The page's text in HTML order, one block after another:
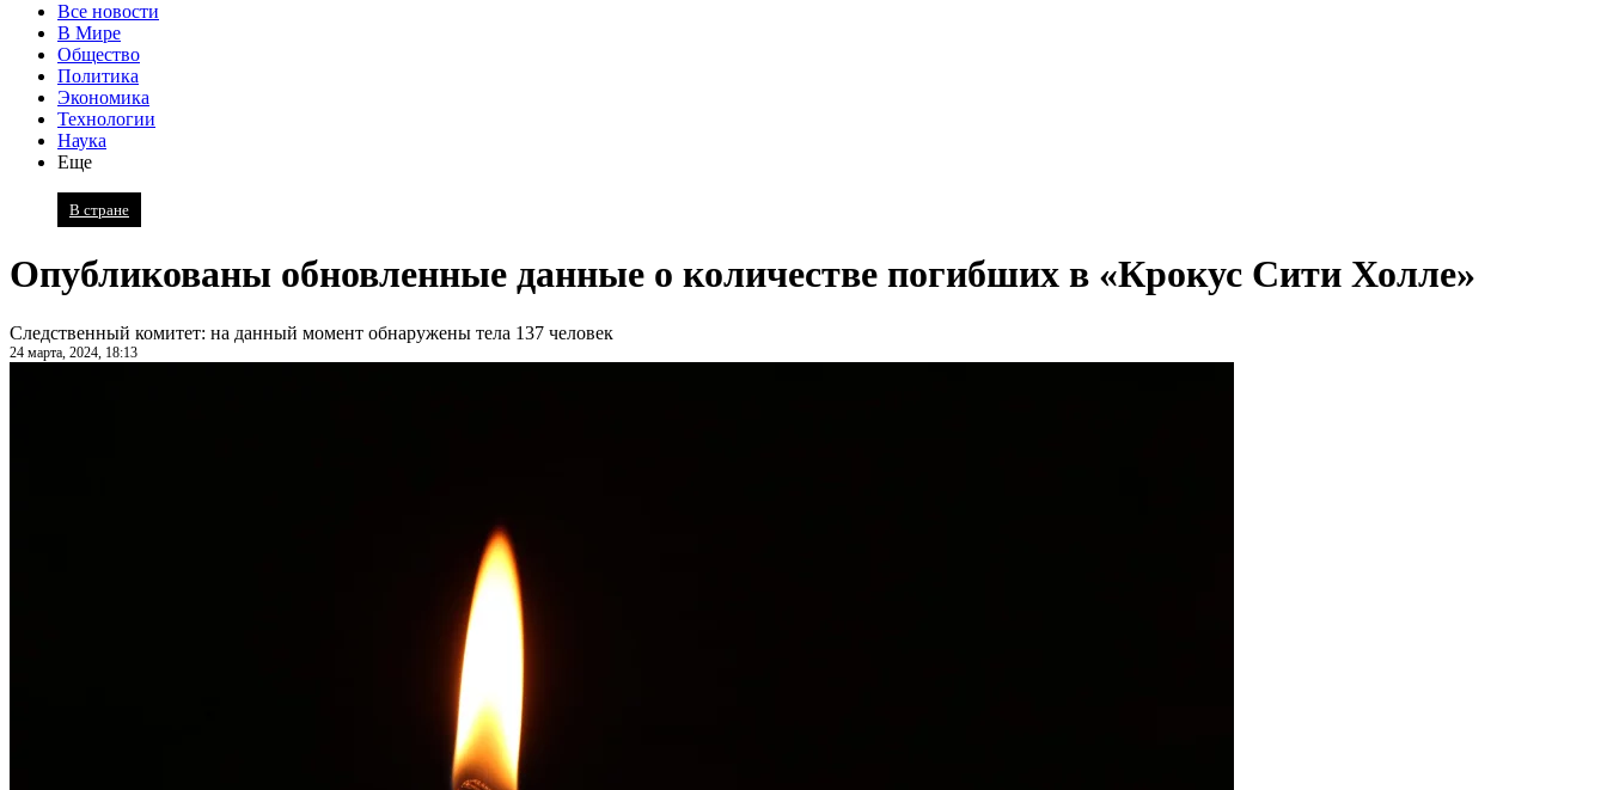
Все новости
В Мире
Общество
Политика
Экономика
Технологии
Наука
Еще
В стране
Опубликованы обновленные данные о количестве погибших в «Крокус Сити Холле»
Следственный комитет: на данный момент обнаружены тела 137 человек
24 марта, 2024, 18:13